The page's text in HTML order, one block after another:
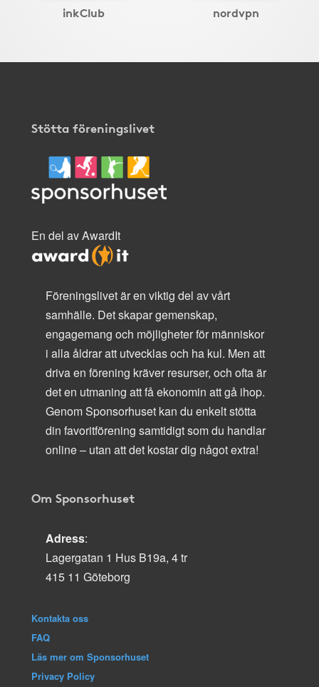
inkClub nordvpn
Stötta föreningslivet
En del av AwardIt
Föreningslivet är en viktig del av vårt
samhälle. Det skapar gemenskap,
engagemang och möjligheter för människor
i alla åldrar att utvecklas och ha kul. Men att
driva en förening kräver resurser, och ofta är
det en utmaning att få ekonomin att gå ihop.
Genom Sponsorhuset kan du enkelt stötta
din favoritförening samtidigt som du handlar
online – utan att det kostar dig något extra!
Om Sponsorhuset
Adress:
Lagergatan 1 Hus B19a, 4 tr
415 11 Göteborg
Kontakta oss
FAQ
Läs mer om Sponsorhuset
Privacy Policy